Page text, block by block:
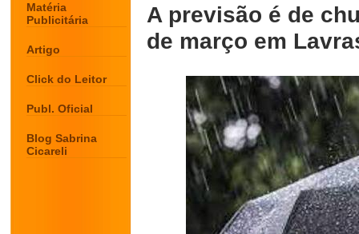
Matéria
Publicitária
Artigo
Click do Leitor
Publ. Oficial
Blog Sabrina
Cicareli
A previsão é de
de março em